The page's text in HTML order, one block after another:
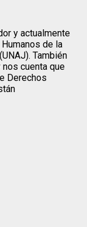
y actualmente
de la
También
cuenta que
Derechos